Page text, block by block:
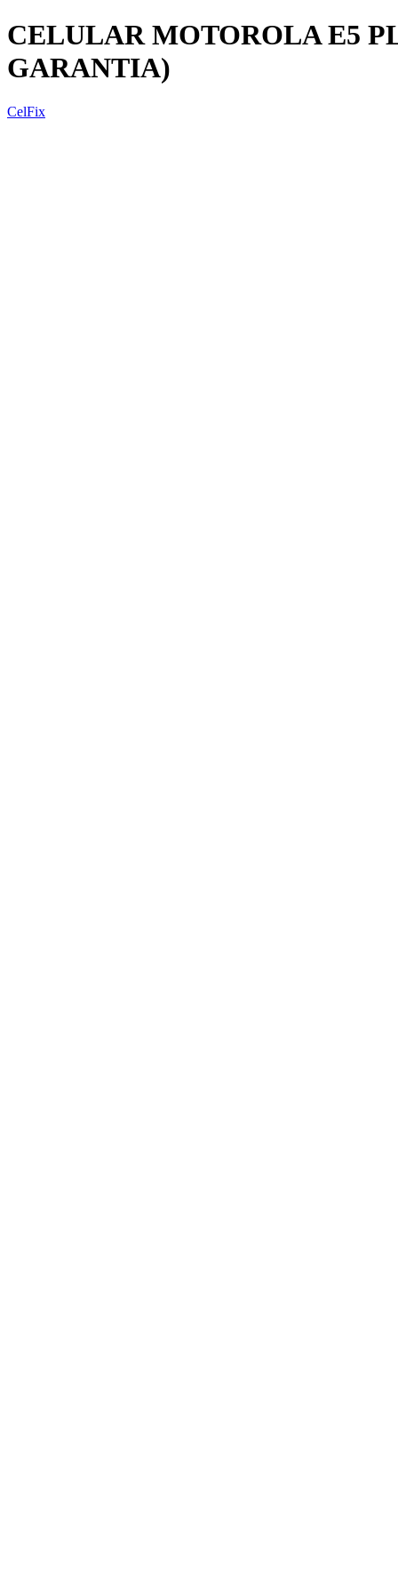
CELULAR MOTOROLA E5
GARANTIA)
CelFix